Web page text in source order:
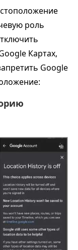
роль
Картах,
Google